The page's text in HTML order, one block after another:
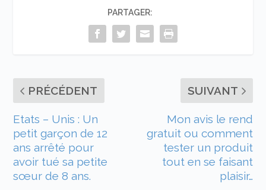
PARTAGER:
PRÉCÉDENT
Etats – Unis : Un
petit garçon de 12
ans arrêté pour
avoir tué sa petite
sœur de 8 ans.
SUIVANT
Mon avis le rend
gratuit ou comment
tester un produit
tout en se faisant
plaisir…